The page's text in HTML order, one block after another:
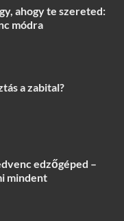
ahogy te szereted:
módra
a zabital?
edzőgéped –
mindent